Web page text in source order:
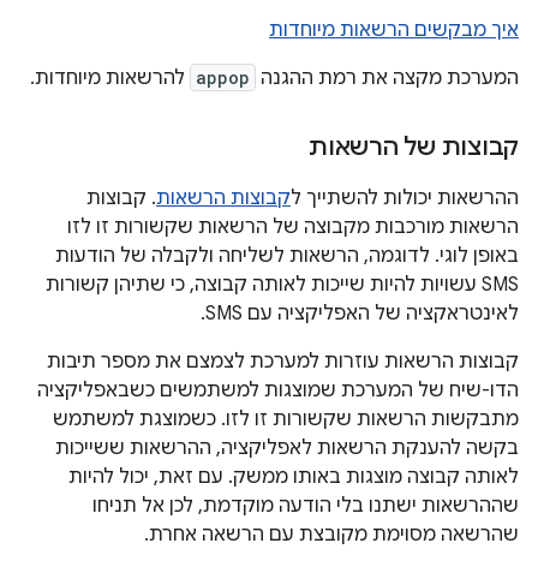
איך מבקשים הרשאות מיוחדות
המערכת מקצה את רמת ההגנה appop להרשאות מיוחדות.
קבוצות של הרשאות
ההרשאות יכולות להשתייך לקבוצות הרשאות. קבוצות
הרשאות מורכבות מקבוצה של הרשאות שקשורות זו לזו
באופן לוגי. לדוגמה, הרשאות לשליחה ולקבלה של הודעות
SMS עשויות להיות שייכות לאותה קבוצה, כי שתיהן קשורות
לאינטראקציה של האפליקציה עם SMS.
קבוצות הרשאות עוזרות למערכת לצמצם את מספר תיבות
הדו-שיח של המערכת שמוצגות למשתמשים כשבאפליקציה
מתבקשות הרשאות שקשורות זו לזו. כשמוצגת למשתמש
בקשה להענקת הרשאות לאפליקציה, ההרשאות ששייכות
לאותה קבוצה מוצגות באותו ממשק. עם זאת, יכול להיות
שההרשאות ישתנו בלי הודעה מוקדמת, לכן אל תניחו
שהרשאה מסוימת מקובצת עם הרשאה אחרת.